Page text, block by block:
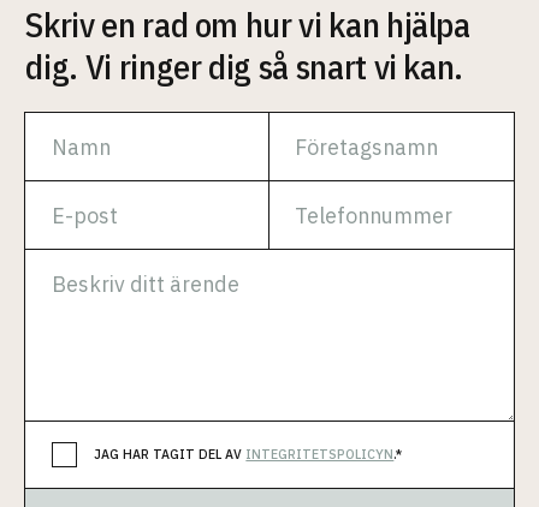
Skriv en rad om hur vi kan hjälpa
dig. Vi ringer dig så snart vi kan.
JAG HAR TAGIT DEL AV INTEGRITETSPOLICYN.*